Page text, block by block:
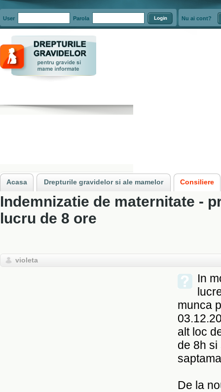
Acasa » Concediul de maternitate si indemnizatia de
Indemnizatie de maternitate -
lucru de 8 ore
violeta
In
munca
alt loc
de 8h si
De la
User Parola Nu ai cont?
Acasa Drepturile gravidelor si ale mamelor Consiliere